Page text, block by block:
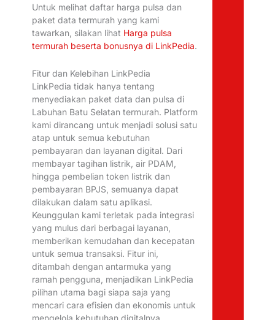
Untuk melihat daftar harga pulsa dan
paket data termurah yang kami
tawarkan, silakan lihat Harga pulsa
termurah beserta bonusnya di LinkPedia.
Fitur dan Kelebihan LinkPedia
LinkPedia tidak hanya tentang
menyediakan paket data dan pulsa di
Labuhan Batu Selatan termurah. Platform
kami dirancang untuk menjadi solusi satu
atap untuk semua kebutuhan
pembayaran dan layanan digital. Dari
membayar tagihan listrik, air PDAM,
hingga pembelian token listrik dan
pembayaran BPJS, semuanya dapat
dilakukan dalam satu aplikasi.
Keunggulan kami terletak pada integrasi
yang mulus dari berbagai layanan,
memberikan kemudahan dan kecepatan
untuk semua transaksi. Fitur ini,
ditambah dengan antarmuka yang
ramah pengguna, menjadikan LinkPedia
pilihan utama bagi siapa saja yang
mencari cara efisien dan ekonomis untuk